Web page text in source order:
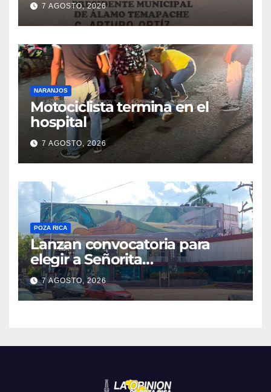
7 AGOSTO, 2026
NARANJOS
Motociclista termina en el
hospital
7 AGOSTO, 2026
POZA RICA
Lanzan convocatoria para
elegir a Señorita
Independencia, Patria y
Libertad 2026
7 AGOSTO, 2026